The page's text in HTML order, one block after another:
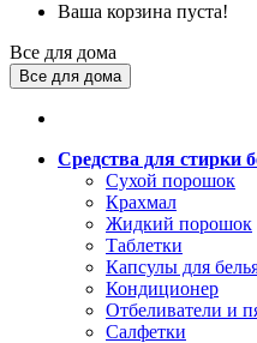
Ваша корзина пуста!
Все для дома
Все для дома
Средства для стирки
Сухой порошок
Крахмал
Жидкий порошок
Таблетки
Капсулы для
Кондиционер
Отбеливатели и
Салфетки